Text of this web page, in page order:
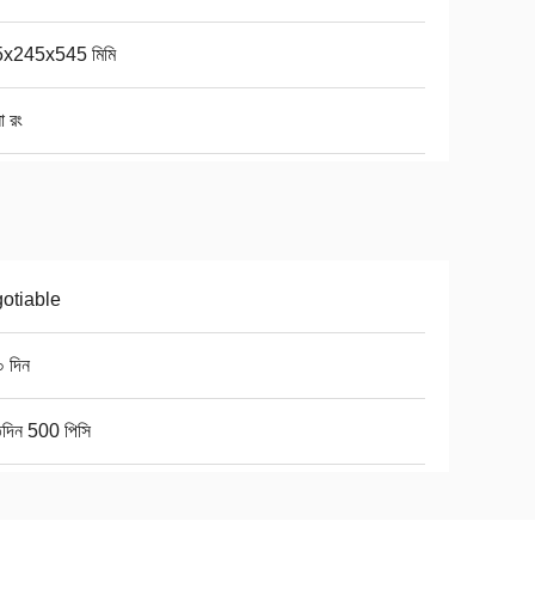
মিমি
রং
দিন
500 পিসি